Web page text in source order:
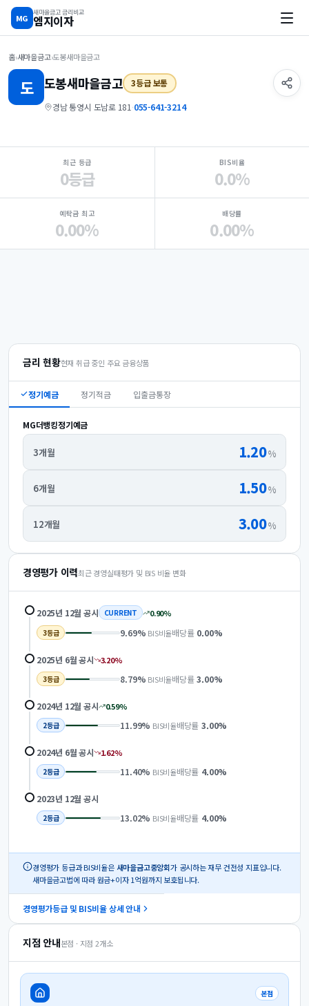
MG
새마을금고 금리비교
엠지이자
홈›새마을금고›도봉새마을금고
도 도봉새마을금고 3등급 보통
경남 통영시 도남로 181 ·055-641-3214
지점 핵심 지표 요약
최근 등급
0등급
BIS비율
0.0%
예탁금 최고
0.00%
배당률
0.00%
금리 현황현재 취급 중인 주요 금융상품
정기예금 정기적금 입출금통장
MG더뱅킹정기예금
3개월 1.20%
6개월 1.50%
12개월 3.00%
경영평가 이력최근 경영실태평가 및 BIS 비율 변화
2025년 12월 공시 CURRENT 0.90%
3등급 9.69% BIS비율배당률 0.00%
2025년 6월공시 3.20%
3등급 8.79% BIS비율배당률 3.00%
2024년 12월 공시 0.59%
2등급 11.99% BIS비율배당률 3.00%
2024년 6월공시 1.62%
2등급 11.40% BIS비율배당률 4.00%
2023년 12월 공시
2등급 13.02% BIS비율배당률 4.00%
경영평가 등급과 BIS비율은 새마을금고중앙회가 공시하는 재무 건전성 지표입니다.
새마을금고법에 따라 원금+이자 1억원까지 보호됩니다.
경영평가등급 및 BIS비율 상세 안내
지점 안내본점 · 지점 2개소
본점